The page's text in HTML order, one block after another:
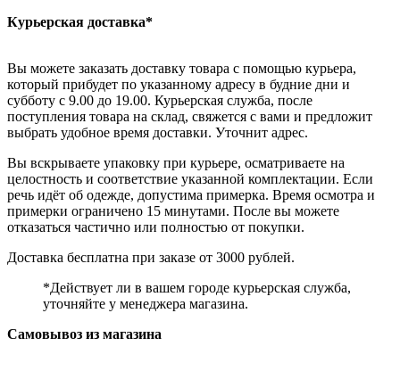
Курьерская доставка*
Вы можете заказать доставку товара с помощью курьера,
который прибудет по указанному адресу в будние дни и
субботу с 9.00 до 19.00. Курьерская служба, после
поступления товара на склад, свяжется с вами и предложит
выбрать удобное время доставки. Уточнит адрес.
Вы вскрываете упаковку при курьере, осматриваете на
целостность и соответствие указанной комплектации. Если
речь идёт об одежде, допустима примерка. Время осмотра и
примерки ограничено 15 минутами. После вы можете
отказаться частично или полностью от покупки.
Доставка бесплатна при заказе от 3000 рублей.
*Действует ли в вашем городе курьерская служба,
уточняйте у менеджера магазина.
Самовывоз из магазина